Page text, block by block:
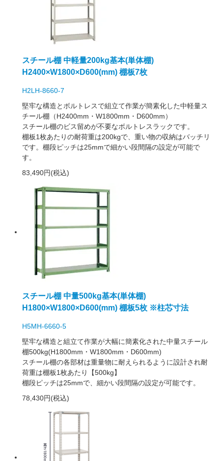
スチール棚 中軽量200kg基本(単体棚)
H2400×W1800×D600(mm) 棚板7枚
H2LH-8660-7
堅牢な構造とボルトレスで組立て作業が簡素化した中軽量ス
チール棚（H2400mm・W1800mm・D600mm）
スチール棚のビス留めが不要なボルトレスラックです。
棚板1枚あたりの耐荷重は200kgで、重い物の収納はバッチリ
です。棚段ピッチは25mmで細かい段間隔の設定が可能で
す。
83,490円(税込)
スチール棚 中量500kg基本(単体棚)
H1800×W1800×D600(mm) 棚板5枚 ※柱芯寸法
H5MH-6660-5
堅牢な構造と組立て作業が大幅に簡素化された中量スチール
棚500kg(H1800mm・W1800mm・D600mm)
スチール棚の各部材は重量物に耐えられるように設計され耐
荷重は棚板1枚あたり【500kg】
棚段ピッチは25mmで、細かい段間隔の設定が可能です。
78,430円(税込)